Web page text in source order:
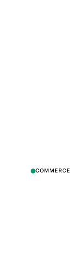
COMMERCE